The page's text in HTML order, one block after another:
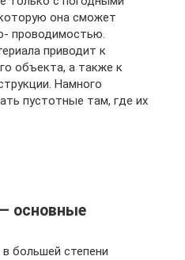
она сможет
проводимостью.
приводит к
объекта, а также к
Намного
пустотные там, где их
основные
большей степени